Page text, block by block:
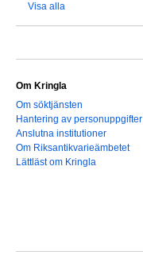
Visa alla
Om Kringla
Om söktjänsten
Hantering av personuppgifter
Anslutna institutioner
Om Riksantikvarieämbetet
Lättläst om Kringla